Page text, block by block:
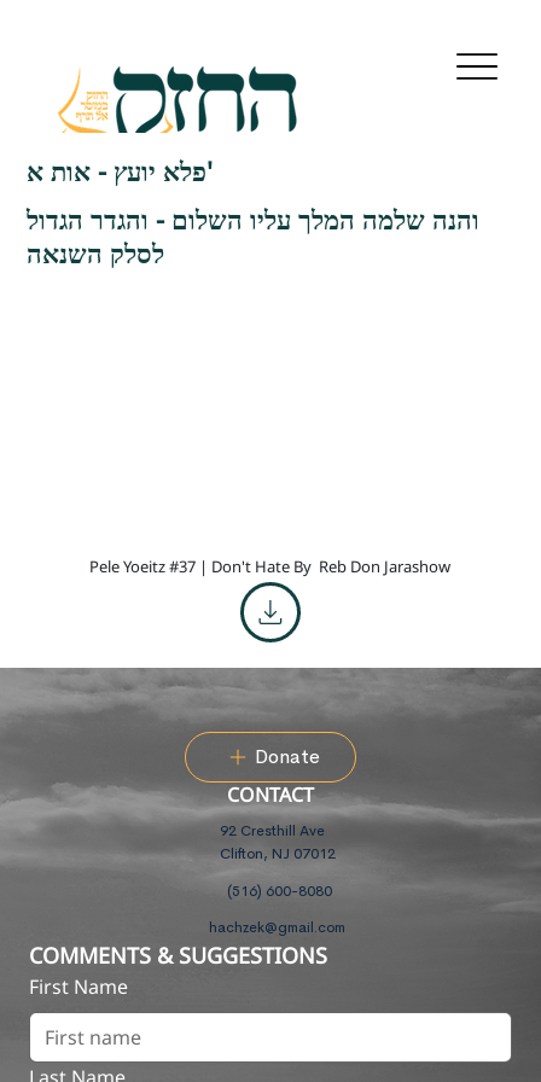
פלא יועץ - אות א'
והנה שלמה המלך עליו השלום - והגדר הגדול
לסלק השנאה
Pele Yoeitz #37 | Don't Hate By Reb Don Jarashow
Donate
CONTACT
92 Cresthill Ave
Clifton, NJ 07012
(516) 600-8080
hachzek@gmail.com
COMMENTS & SUGGESTIONS
First Name